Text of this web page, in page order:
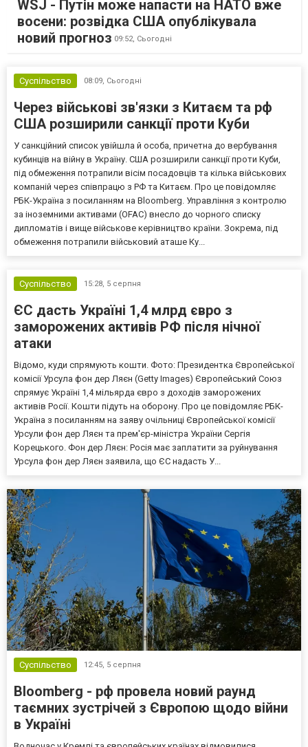
WSJ - Путін може напасти на НАТО вже
восени: розвідка США опублікувала
новий прогноз 09:52, Сьогодні
Суспільство 08:09, Сьогодні
Через військові зв'язки з Китаєм та рф
США розширили санкції проти Куби
У санкційний список увійшла й особа, причетна до вербування
кубинців на війну в Україну. США розширили санкції проти Куби,
під обмеження потрапили вісім посадовців та кілька військових
компаній через співпрацю з РФ та Китаєм. Про це повідомляє
РБК-Україна з посиланням на Bloomberg. Управління з контролю
за іноземними активами (OFAC) внесло до чорного списку
дипломатів і вище військове керівництво країни. Зокрема, під
обмеження потрапили військовий аташе Ку...
Суспільство 15:28, 5 серпня
ЄС дасть Україні 1,4 млрд євро з
заморожених активів РФ після нічної
атаки
Відомо, куди спрямують кошти. Фото: Президентка Європейської
комісії Урсула фон дер Ляєн (Getty Images) Європейський Союз
спрямує Україні 1,4 мільярда євро з доходів заморожених
активів Росії. Кошти підуть на оборону. Про це повідомляє РБК-
Україна з посиланням на заяву очільниці Європейської комісії
Урсули фон дер Ляєн та прем'єр-міністра України Сергія
Корецького. Фон дер Ляєн: Росія має заплатити за руйнування
Урсула фон дер Ляєн заявила, що ЄС надасть У...
Суспільство 12:45, 5 серпня
Bloomberg - рф провела новий раунд
таємних зустрічей з Європою щодо війни
в Україні